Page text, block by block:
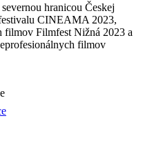
hranicou Českej
CINEAMA 2023,
filmov Filmfest Nižná 2023 a
filmov